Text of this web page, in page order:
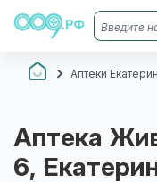
Аптеки
Аптека
6,